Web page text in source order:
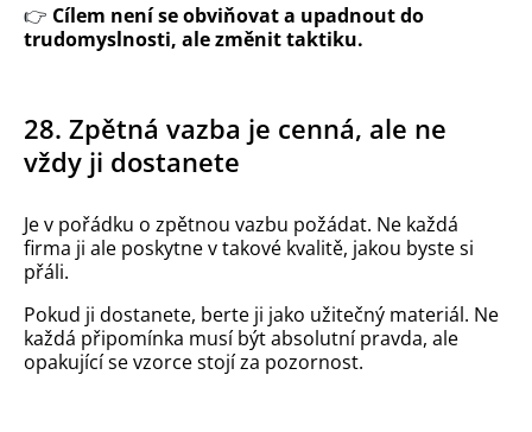
👉 Cílem není se obviňovat a upadnout do
trudomyslnosti, ale změnit taktiku.
28. Zpětná vazba je cenná, ale ne
vždy ji dostanete
Je v pořádku o zpětnou vazbu požádat. Ne každá
firma ji ale poskytne v takové kvalitě, jakou byste si
přáli.
Pokud ji dostanete, berte ji jako užitečný materiál. Ne
každá připomínka musí být absolutní pravda, ale
opakující se vzorce stojí za pozornost.